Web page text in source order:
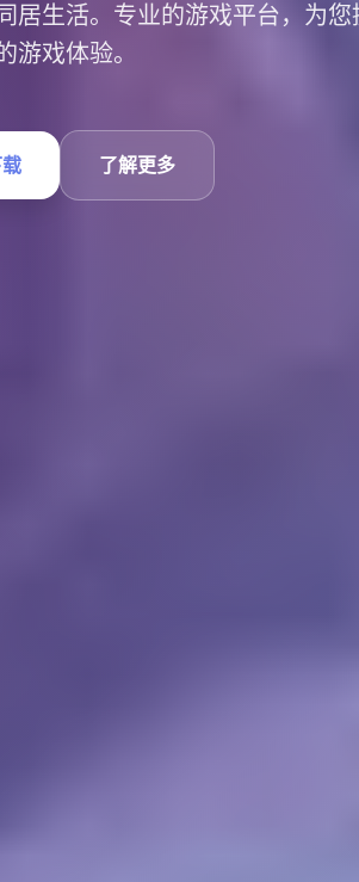
居生活。专业的游戏平台，为您
游戏体验。
了解更多